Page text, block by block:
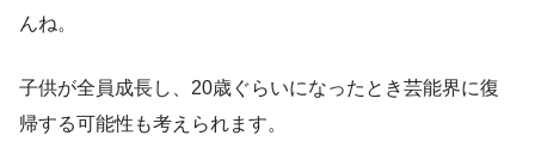
んね。
子供が全員成長し、20歳ぐらいになったとき芸能界に復
帰する可能性も考えられます。